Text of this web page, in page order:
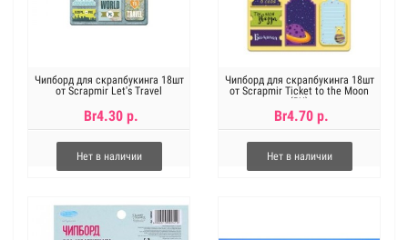
Чипборд для скрапбукинга 18шт
от Scrapmir Let's Travel
Br4.30 р.
Нет в наличии
Чипборд для скрапбукинга 18шт
от Scrapmir Ticket to the Moon
(RU)
Br4.70 р.
Нет в наличии